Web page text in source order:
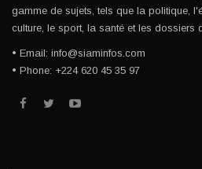
gamme de sujets, tels que la politique,
culture, le sport, la santé et les dossiers
• Email: info@siaminfos.com
• Phone: +224 620 45 35 97